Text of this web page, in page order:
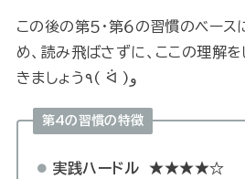
この後の第５・第６の習慣のベー
め、読み飛ばさずに、ここの理解
きましょう٩( ᐛ )و
第4の習慣の特徴
実践ハードル★★★★☆